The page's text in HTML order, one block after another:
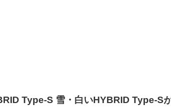
Type-S 雪・白いHYBRID Type-S